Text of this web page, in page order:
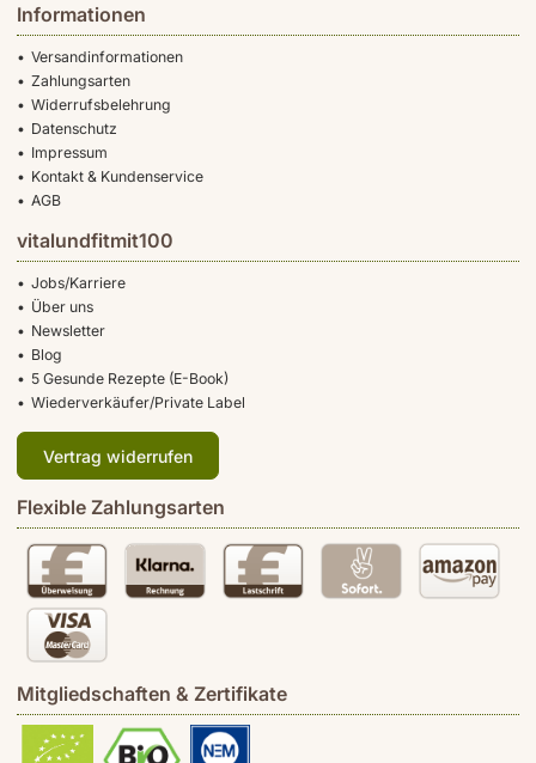
Informationen
Versandinformationen
Zahlungsarten
Widerrufsbelehrung
Datenschutz
Impressum
Kontakt & Kundenservice
AGB
vitalundfitmit100
Jobs/Karriere
Über uns
Newsletter
Blog
5 Gesunde Rezepte (E-Book)
Wiederverkäufer/Private Label
Vertrag widerrufen
Flexible Zahlungsarten
Mitgliedschaften & Zertifikate